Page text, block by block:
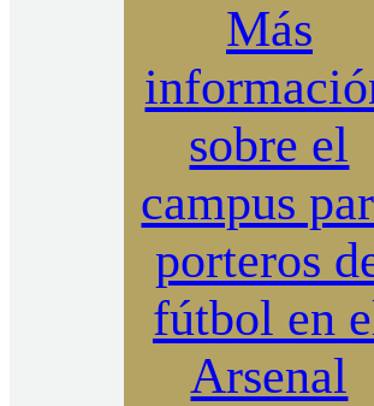
Más
sobre el
campus
porteros
fútbol en
Arsenal